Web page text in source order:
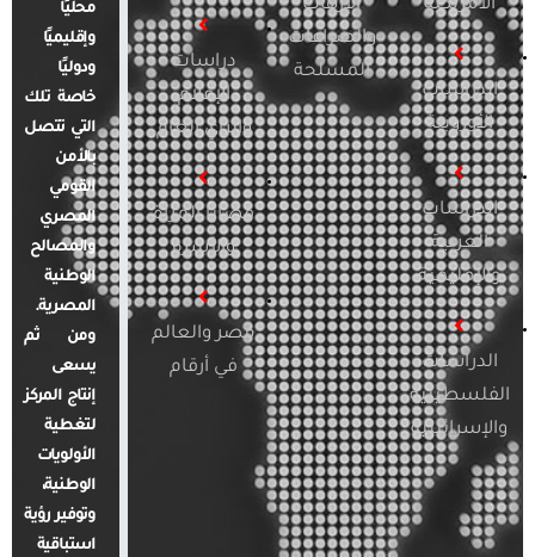
الأمريكية
الدراسات
الأوروبية
الدراسات
العربية
والإقليمية
الدراسات
الفلسطينية
والإسرائيلية
الإرهاب
والصراعات
المسلحة
دراسات
الإعلام
والرأي العام
قضايا المرأة
والأسرة
مصر والعالم
في أرقام
محليًا
وإقليميًا
ودوليًا
خاصة تلك
التي تتصل
بالأمن
القومي
المصري
والمصالح
الوطنية
المصرية.
ومن ثم
يسعى
إنتاج المركز
لتغطية
الأولويات
الوطنية،
وتوفير رؤية
استباقية